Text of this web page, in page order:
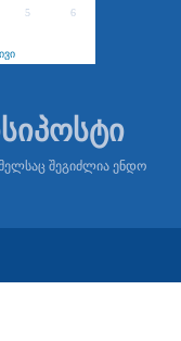
5 6
შეგიძლია ენდო